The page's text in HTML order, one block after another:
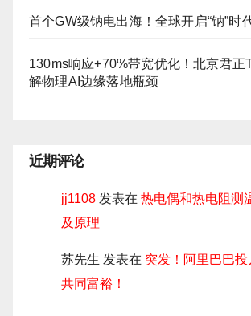
首个GW级钠电出海！全球开启“钠”时
130ms响应+70%带宽优化！北京君正
解物理AI边缘落地瓶颈
近期评论
jj1108 发表在 热电偶和热电阻测
及原理
苏先生 发表在 突发！阿里巴巴
共同富裕！